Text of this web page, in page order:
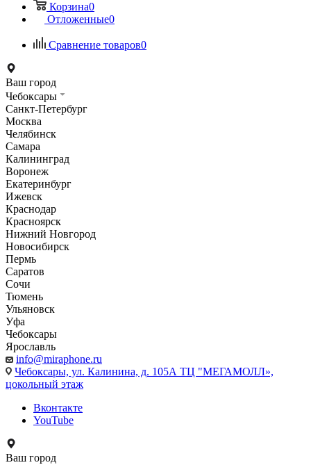
Корзина0
Отложенные0
Сравнение товаров0
Ваш город
Чебоксары
Санкт-Петербург
Москва
Челябинск
Самара
Калининград
Воронеж
Екатеринбург
Ижевск
Краснодар
Красноярск
Нижний Новгород
Новосибирск
Пермь
Саратов
Сочи
Тюмень
Ульяновск
Уфа
Чебоксары
Ярославль
info@miraphone.ru
Чебоксары, ул. Калинина, д. 105А ТЦ "МЕГАМОЛЛ»,
цокольный этаж
Вконтакте
YouTube
Ваш город